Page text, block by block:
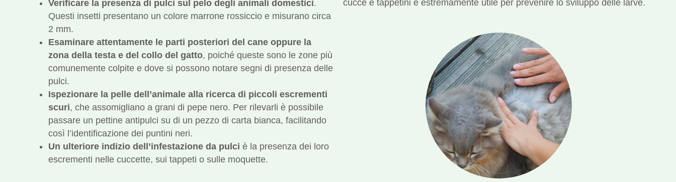
Verificare la presenza di pulci sul pelo degli animali domestici.
Questi insetti presentano un colore marrone rossiccio e misurano circa
2 mm.
Esaminare attentamente le parti posteriori del cane oppure la
zona della testa e del collo del gatto, poiché queste sono le zone più
comunemente colpite e dove si possono notare segni di presenza delle
pulci.
Ispezionare la pelle dell’animale alla ricerca di piccoli escrementi
scuri, che assomigliano a grani di pepe nero. Per rilevarli è possibile
passare un pettine antipulci su di un pezzo di carta bianca, facilitando
così l’identificazione dei puntini neri.
Un ulteriore indizio dell’infestazione da pulci è la presenza dei loro
escrementi nelle cuccette, sui tappeti o sulle moquette.
cucce e tappetini è estremamente utile per prevenire lo sviluppo delle larve.